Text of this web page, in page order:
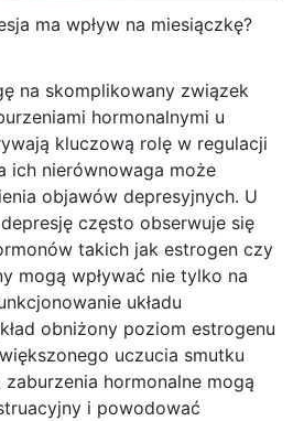
ma wpływ na miesiączkę?
na skomplikowany związek
hormonalnymi u
kluczową rolę w regulacji
ich nierównowaga może
objawów depresyjnych. U
często obserwuje się
takich jak estrogen czy
mogą wpływać nie tylko na
układu
obniżony poziom estrogenu
uczucia smutku
hormonalne mogą
i powodować